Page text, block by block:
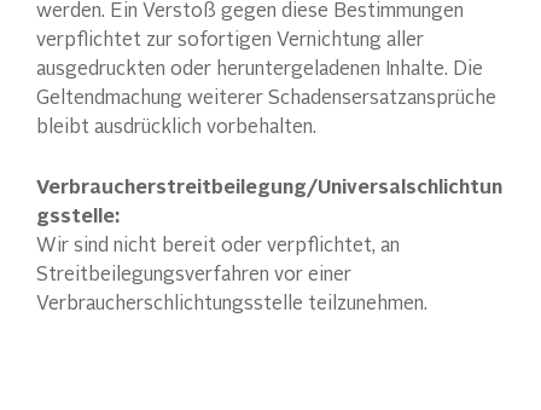
werden. Ein Verstoß gegen diese Bestimmungen
verpflichtet zur sofortigen Vernichtung aller
ausgedruckten oder heruntergeladenen Inhalte. Die
Geltendmachung weiterer Schadensersatzansprüche
bleibt ausdrücklich vorbehalten.
Verbraucherstreitbeilegung/Universalschlichtun
gsstelle:
Wir sind nicht bereit oder verpflichtet, an
Streitbeilegungsverfahren vor einer
Verbraucherschlichtungsstelle teilzunehmen.